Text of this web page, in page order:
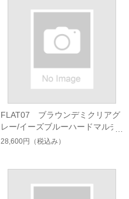
FLAT07 ブラウンデミクリアグ
レー/イーズブルーハードマルチ
シングルコート
28,600円 （税込み）